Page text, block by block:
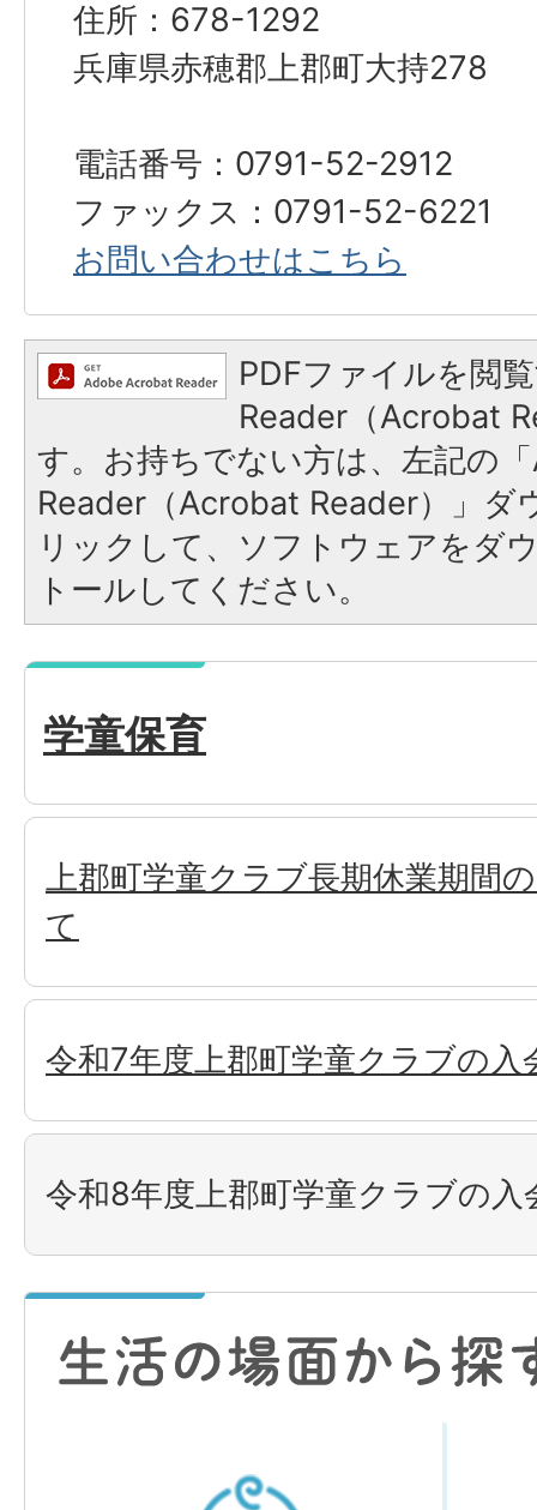
住所：678-1292
兵庫県赤穂郡上郡町大持278
電話番号：0791-52-2912
ファックス：0791-52-6221
お問い合わせはこちら
PDFファイルを閲
Reader（Acrobat
す。お持ちでない方は、左記の
Reader（Acrobat Reader）」ダ
リックして、ソフトウェアをダ
トールしてください。
学童保育
上郡町学童クラブ長期休業期間
て
令和7年度上郡町学童クラブの入
令和8年度上郡町学童クラブの